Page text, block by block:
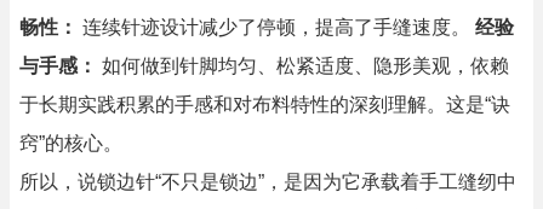
畅性： 连续针迹设计减少了停顿，提高了手缝速度。 经验
与手感： 如何做到针脚均匀、松紧适度、隐形美观，依赖
于长期实践积累的手感和对布料特性的深刻理解。这是“诀
窍”的核心。
所以，说锁边针“不只是锁边”，是因为它承载着手工缝纫中